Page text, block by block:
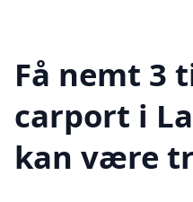
Få nemt 3
carport i
kan være